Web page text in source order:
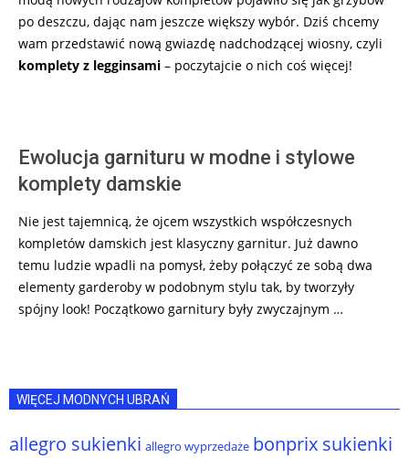
po deszczu, dając nam jeszcze większy wybór. Dziś chcemy
wam przedstawić nową gwiazdę nadchodzącej wiosny, czyli
komplety z legginsami – poczytajcie o nich coś więcej!
Ewolucja garnituru w modne i stylowe
komplety damskie
Nie jest tajemnicą, że ojcem wszystkich współczesnych
kompletów damskich jest klasyczny garnitur. Już dawno
temu ludzie wpadli na pomysł, żeby połączyć ze sobą dwa
elementy garderoby w podobnym stylu tak, by tworzyły
spójny look! Początkowo garnitury były zwyczajnym …
WIĘCEJ MODNYCH UBRAŃ
allegro sukienki allegro wyprzedaże bonprix sukienki